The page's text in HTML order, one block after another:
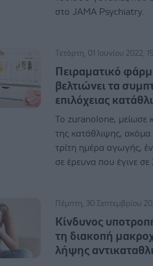
στο JAMA Psychiatry.
Τετάρτη, 01 Ιουνίου 2022,
Πειραματικό
βελτιώνει τα
επιλόχειας
Το zuranolone, μείωσε
της κατάθλιψης, ακόμα
τρίτη ημέρα αγωγής,
σε έρευνα που έγινε σε
Πέμπτη, 30 Σεπτεμβρίου
Κίνδυνος
τη διακοπή
λήψης